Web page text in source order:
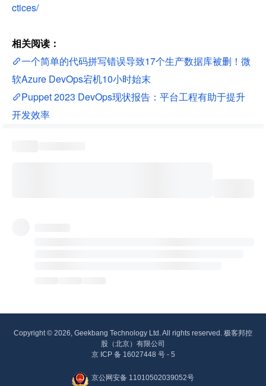
ctices/
相关阅读：
一个简单的代码拼写错误导致17个生产数据库被删！微
软Azure DevOps宕机10小时始末
Puppet 2023 DevOps现状报告：平台工程有助于提升
开发效率
Copyright © 2026, Geekbang Technology Ltd. All rights reserved. 极客邦控
股（北京）有限公司
京 ICP 备 16027448 号 - 5
京公网安备 11010502039052号